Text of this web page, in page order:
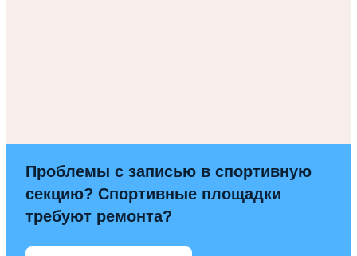
Проблемы с записью в спортивную
секцию? Спортивные площадки
требуют ремонта?